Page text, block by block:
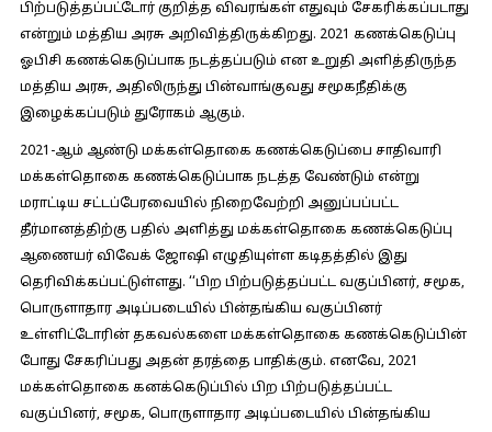
பிற்படுத்தப்பட்டோர் குறித்த விவரங்கள் எதுவும் சேகரிக்கப்படாது
என்றும் மத்திய அரசு அறிவித்திருக்கிறது. 2021 கணக்கெடுப்பு
ஓபிசி கணக்கெடுப்பாக நடத்தப்படும் என உறுதி அளித்திருந்த
மத்திய அரசு, அதிலிருந்து பின்வாங்குவது சமூகநீதிக்கு
இழைக்கப்படும் துரோகம் ஆகும்.
2021-ஆம் ஆண்டு மக்கள்தொகை கணக்கெடுப்பை சாதிவாரி
மக்கள்தொகை கணக்கெடுப்பாக நடத்த வேண்டும் என்று
மராட்டிய சட்டப்பேரவையில் நிறைவேற்றி அனுப்பப்பட்ட
தீர்மானத்திற்கு பதில் அளித்து மக்கள்தொகை கணக்கெடுப்பு
ஆணையர் விவேக் ஜோஷி எழுதியுள்ள கடிதத்தில் இது
தெரிவிக்கப்பட்டுள்ளது. ‘‘பிற பிற்படுத்தப்பட்ட வகுப்பினர், சமூக,
பொருளாதார அடிப்படையில் பின்தங்கிய வகுப்பினர்
உள்ளிட்டோரின் தகவல்களை மக்கள்தொகை கணக்கெடுப்பின்
போது சேகரிப்பது அதன் தரத்தை பாதிக்கும். எனவே, 2021
மக்கள்தொகை கனக்கெடுப்பில் பிற பிற்படுத்தப்பட்ட
வகுப்பினர், சமூக, பொருளாதார அடிப்படையில் பின்தங்கிய